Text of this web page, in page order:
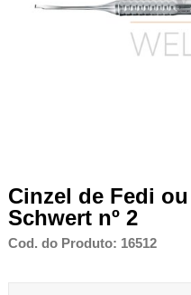
Cinzel de Fedi
Schwert nº 2
Cod. do Produto: 16512